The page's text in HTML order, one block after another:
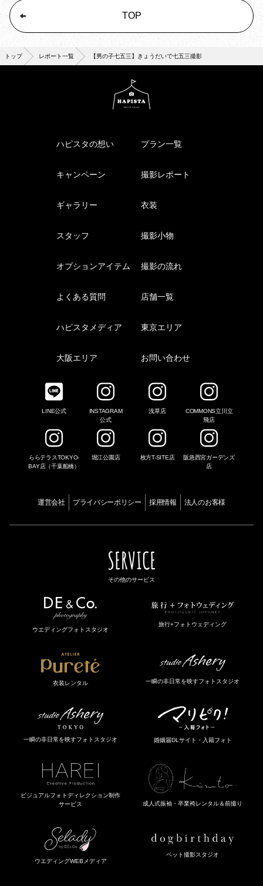
TOP
トップ レポート一覧 【男の子七五三】きょうだいで七五三撮影
ハピスタの想い プラン一覧
キャンペーン 撮影レポート
ギャラリー 衣装
スタッフ 撮影小物
オプションアイテム 撮影の流れ
よくある質問 店舗一覧
ハピスタメディア 東京エリア
大阪エリア お問い合わせ
LINE公式
INSTAGRAM
公式
浅草店
COMMONS立川立
飛店
ららテラスTOKYO-
BAY店（千葉船橋）
堀江公園店 枚方T-SITE店
阪急西宮ガーデンズ
店
運営会社 プライバシーポリシー 採用情報 法人のお客様
SERVICE
その他のサービス
ウエディングフォトスタジオ
旅行+フォトウェディング
衣装レンタル 一瞬の非日常を映すフォトスタジオ
一瞬の非日常を映すフォトスタジオ 婚姻届DLサイト・入籍フォト
ビジュアルフォトディレクション制作
サービス
成人式振袖・卒業袴レンタル＆前撮り
ウエディングWEBメディア
ペット撮影スタジオ